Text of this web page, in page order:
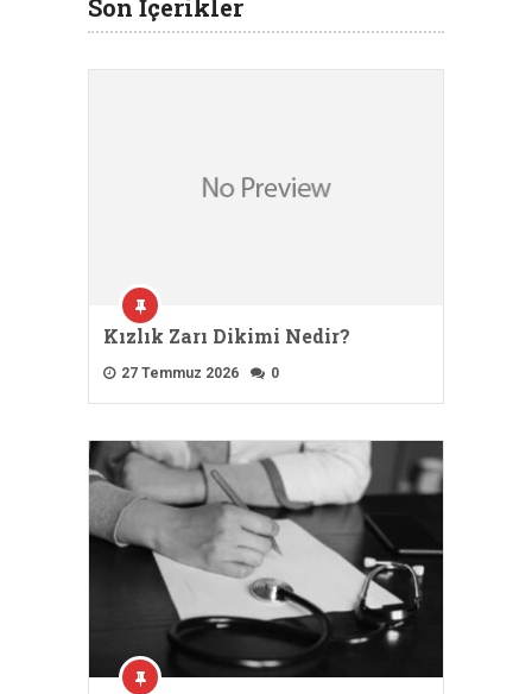
Son İçerikler
Kızlık Zarı Dikimi Nedir?
27 Temmuz 2026 0